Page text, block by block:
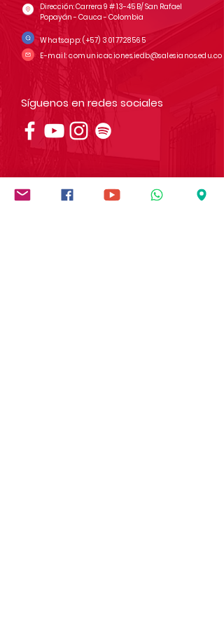
Dirección: Carrera 9 # 13-45 B/ San Rafael
Popayán - Cauca - Colombia
Whatsapp: (+57) 3017728565
E-mail: comunicaciones.iedb@salesianos.edu.co
Síguenos en redes sociales